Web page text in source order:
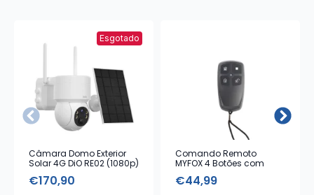
Esgotado
Câmara Domo Exterior
Solar 4G DiO RE02 (1080p)
€170,90
Comando Remoto
MYFOX 4 Botões com
€44,99